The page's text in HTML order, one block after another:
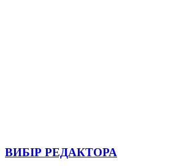
ВИБІР РЕДАКТОРА